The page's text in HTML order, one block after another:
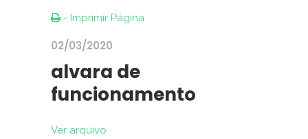
- Imprimir Página
02/03/2020
alvara de
funcionamento
Ver arquivo